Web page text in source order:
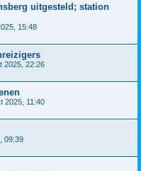
uitgesteld; station
15:48
2025, 22:26
2025, 11:40
09:39